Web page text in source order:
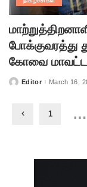
போக்குவரத்து
கோவை மாவட்ட
PostedEditor March 16,
1 …